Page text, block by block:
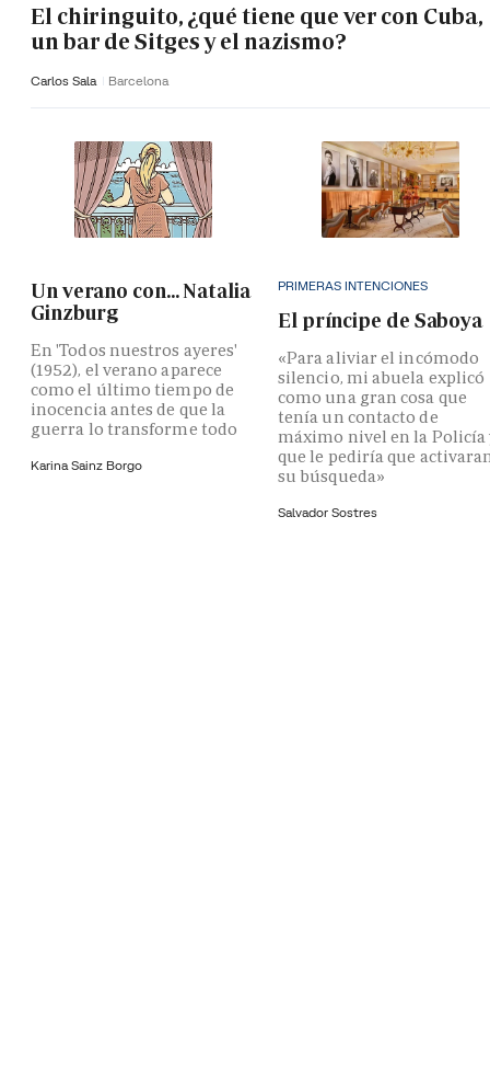
El chiringuito, ¿qué tiene que ver con Cuba,
un bar de Sitges y el nazismo?
Carlos Sala Barcelona
Un verano con... Natalia
Ginzburg
En 'Todos nuestros ayeres'
(1952), el verano aparece
como el último tiempo de
inocencia antes de que la
guerra lo transforme todo
Karina Sainz Borgo
PRIMERAS INTENCIONES
El príncipe de Saboya
«Para aliviar el incómodo
silencio, mi abuela explicó
como una gran cosa que
tenía un contacto de
máximo nivel en la Policía
que le pediría que
su búsqueda»
Salvador Sostres